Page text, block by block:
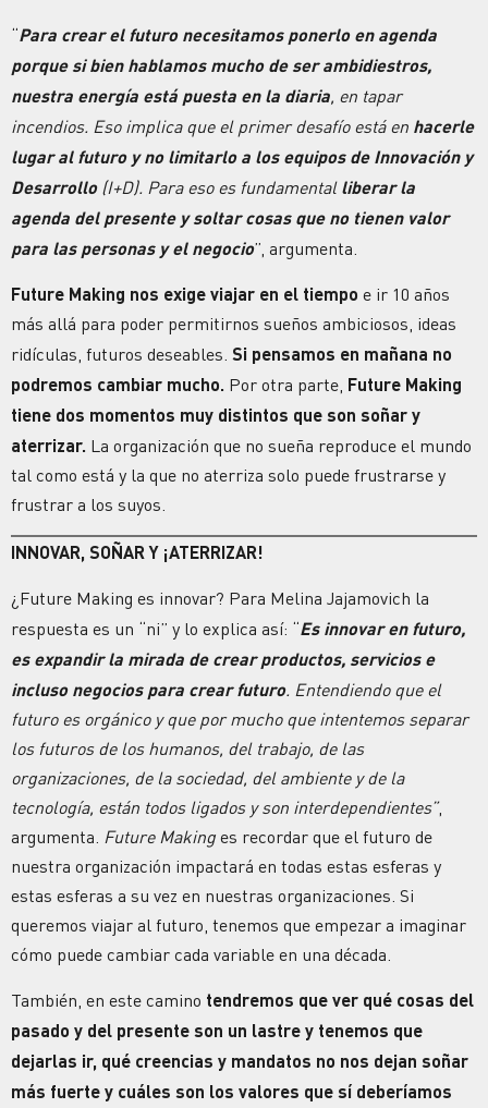
“Para crear el futuro necesitamos ponerlo en agenda
porque si bien hablamos mucho de ser ambidiestros,
nuestra energía está puesta en la diaria, en tapar
incendios. Eso implica que el primer desafío está en hacerle
lugar al futuro y no limitarlo a los equipos de Innovación y
Desarrollo(I+D). Para eso es fundamental liberar la
agenda del presente y soltar cosas que no tienen valor
para las personas y el negocio”, argumenta.
Future Making nos exige viajar en el tiempo e ir 10 años
más allá para poder permitirnos sueños ambiciosos, ideas
ridículas, futuros deseables. Si pensamos en mañana no
podremos cambiar mucho. Por otra parte, Future Making
tiene dos momentos muy distintos que son soñar y
aterrizar. La organización que no sueña reproduce el mundo
tal como está y la que no aterriza solo puede frustrarse y
frustrar a los suyos.
INNOVAR, SOÑAR Y ¡ATERRIZAR!
¿Future Making es innovar? Para Melina Jajamovich la
respuesta es un “ni” y lo explica así: “Es innovar en futuro,
es expandir la mirada de crear productos, servicios e
incluso negocios para crear futuro. Entendiendo que el
futuro es orgánico y que por mucho que intentemos separar
los futuros de los humanos, del trabajo, de las
organizaciones, de la sociedad, del ambiente y de la
tecnología, están todos ligados y son interdependientes”,
argumenta. Future Making es recordar que el futuro de
nuestra organización impactará en todas estas esferas y
estas esferas a su vez en nuestras organizaciones. Si
queremos viajar al futuro, tenemos que empezar a imaginar
cómo puede cambiar cada variable en una década.
También, en este camino tendremos que ver qué cosas del
pasado y del presente son un lastre y tenemos que
dejarlas ir, qué creencias y mandatos no nos dejan soñar
más fuerte y cuáles son los valores que sí deberíamos